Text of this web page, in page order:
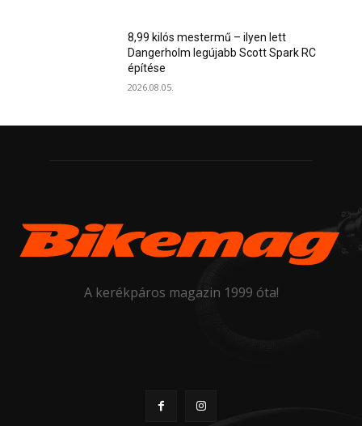
8,99 kilós mestermű – ilyen lett
Dangerholm legújabb Scott Spark RC
építése
2026.08.05.
A kerékpáros magazin 1999 óta!